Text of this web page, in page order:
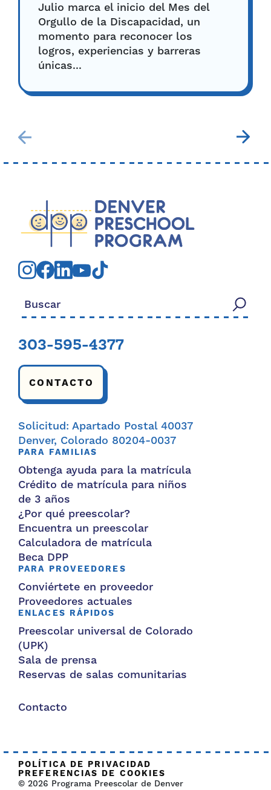
Julio marca el inicio del Mes del
Orgullo de la Discapacidad, un
momento para reconocer los
logros, experiencias y barreras
únicas...
Buscar:
303-595-4377
CONTACTO
Solicitud: Apartado Postal 40037
Denver, Colorado 80204-0037
PARA FAMILIAS
Obtenga ayuda para la matrícula
Crédito de matrícula para niños
de 3 años
¿Por qué preescolar?
Encuentra un preescolar
Calculadora de matrícula
Beca DPP
PARA PROVEEDORES
Conviértete en proveedor
Proveedores actuales
ENLACES RÁPIDOS
Preescolar universal de Colorado
(UPK)
Sala de prensa
Reservas de salas comunitarias
Contacto
POLÍTICA DE PRIVACIDAD
PREFERENCIAS DE COOKIES
© 2026 Programa Preescolar de Denver